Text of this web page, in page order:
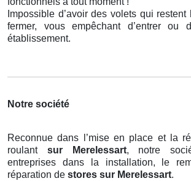
Impossible d’avoir des volets qui
fermer, vous empêchant d’entrer ou
établissement.
Notre société
Reconnue dans l’mise en place et la
roulant sur Merelessart, notre
entreprises dans la installation, le
réparation de stores sur Merelessart.